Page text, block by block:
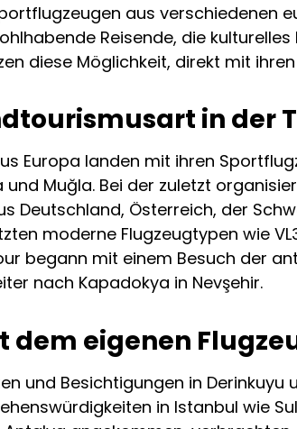
aus verschiedenen
Reisende, die
diese Möglichkeit, direkt mit
in der
Europa landen mit ihren
und Muğla. Bei der zuletzt
Deutschland, Österreich, der
moderne Flugzeugtypen wie
begann mit einem Besuch der
nach Kapadokya in Nevşehir.
dem eigenen
und Besichtigungen in
in Istanbul wie